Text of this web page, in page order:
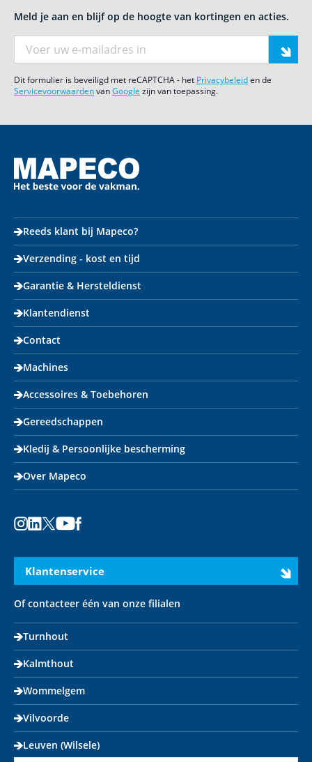
Meld je aan en blijf op de hoogte van kortingen en acties.
Dit formulier is beveiligd met reCAPTCHA - het Privacybeleiden de
ServicevoorwaardenvanGoogle zijn van toepassing.
Reeds klant bij Mapeco?
Verzending - kost en tijd
Garantie & Hersteldienst
Klantendienst
Contact
Machines
Accessoires & Toebehoren
Gereedschappen
Kledij & Persoonlijke bescherming
Over Mapeco
Klantenservice
Of contacteer één van onze filialen
Turnhout
Kalmthout
Wommelgem
Vilvoorde
Leuven (Wilsele)